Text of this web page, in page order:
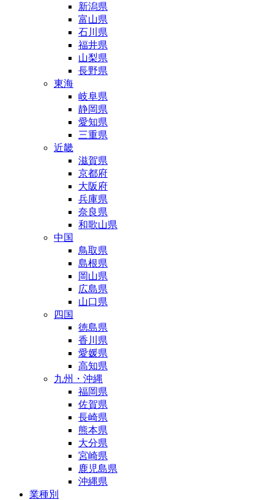
新潟県
富山県
石川県
福井県
山梨県
長野県
東海
岐阜県
静岡県
愛知県
三重県
近畿
滋賀県
京都府
大阪府
兵庫県
奈良県
和歌山県
中国
鳥取県
島根県
岡山県
広島県
山口県
四国
徳島県
香川県
愛媛県
高知県
九州・沖縄
福岡県
佐賀県
長崎県
熊本県
大分県
宮崎県
鹿児島県
沖縄県
業種別